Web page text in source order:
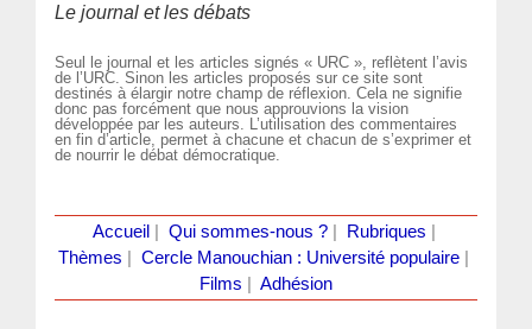
Le journal et les débats
Seul le journal et les articles signés « URC », reflètent l’avis
de l’URC. Sinon les articles proposés sur ce site sont
destinés à élargir notre champ de réflexion. Cela ne signifie
donc pas forcément que nous approuvions la vision
développée par les auteurs. L’utilisation des commentaires
en fin d’article, permet à chacune et chacun de s’exprimer et
de nourrir le débat démocratique.
Accueil Qui sommes-nous ?| Rubriques
Thèmes
Cercle Manouchian : Université populaire
Films
Adhésion